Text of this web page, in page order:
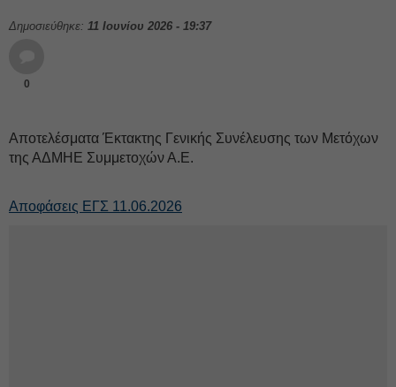
Δημοσιεύθηκε: 11 Ιουνίου 2026 - 19:37
0
Αποτελέσματα Έκτακτης Γενικής Συνέλευσης των Μετόχων
της ΑΔΜΗΕ Συμμετοχών Α.Ε.
Αποφάσεις ΕΓΣ 11.06.2026